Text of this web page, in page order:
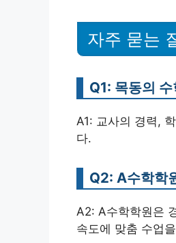
자주 묻는
Q1: 목동의
A1: 교사의 경력,
다.
Q2: A수학학
A2: A수학학원은
속도에 맞춤 수업